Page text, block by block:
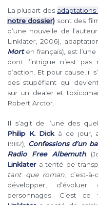
La plupart des
notre dossier) sont des
d’une nouvelle de
Linklater, 2006),
Morten français), est
dont l’intrigue n’est
d’action. Et pour cause, il
des stupéfiant qui
sur un dealer et
Robert Arctor.
Il s’agit de l’une des
Philip K. Dickà ce jour,
1982), Confessions d’un
Radio Free Albemuth
Linklatera tenté de
tant que roman , c’est-
développer,
personnages. C’est